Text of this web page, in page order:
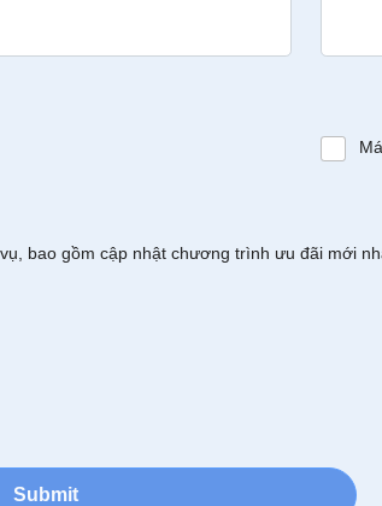
bao gồm cập nhật chương trình ưu đãi mới
Submit